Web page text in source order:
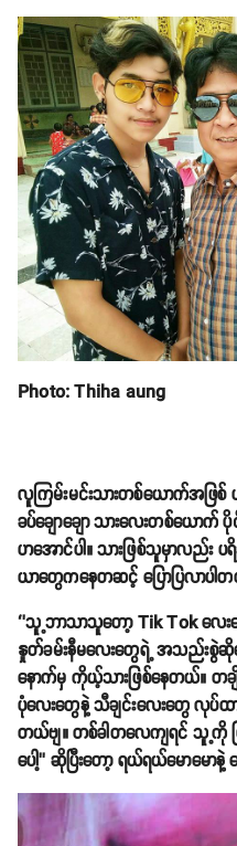
Photo: Thiha aung
လူကြမ်းမင်းသားတစ်ယောက်အဖြ
ခပ်ချောချော သားလေးတစ်ယေ
ဟအောင်ပါ။ သားဖြစ်သူမှာလည်
ယာတွေကနေတဆင့် ပြောပြလာပါ
‘’သူ့ဘာသာသူတော့ Tik Tok လေ
နှုတ်ခမ်းနီမလေးတွေရဲ့ အသည်းစွဲဆို
နောက်မှ ကိုယ့်သားဖြစ်နေတယ်။
ပုံလေးတွေနဲ့ သီချင်းလေးတွေ လုပ်
တယ်ဗျ။ တစ်ခါတလေကျရင် သူ့ကို ပ
ပေါ့’’ ဆိုပြီးတော့ ရယ်ရယ်မောမောနဲ့